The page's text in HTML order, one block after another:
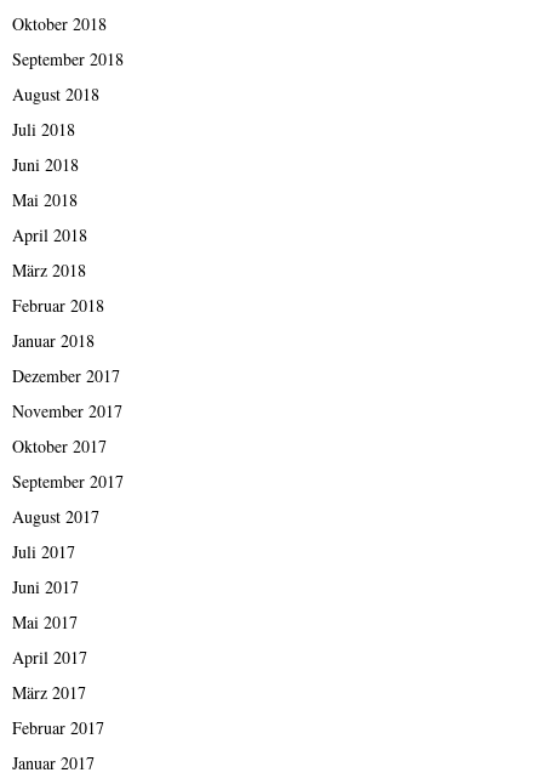
Oktober 2018
September 2018
August 2018
Juli 2018
Juni 2018
Mai 2018
April 2018
März 2018
Februar 2018
Januar 2018
Dezember 2017
November 2017
Oktober 2017
September 2017
August 2017
Juli 2017
Juni 2017
Mai 2017
April 2017
März 2017
Februar 2017
Januar 2017